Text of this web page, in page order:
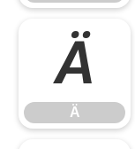
Ä
Ä